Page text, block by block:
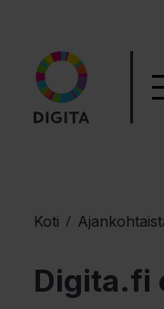
Koti /
Digita.fi